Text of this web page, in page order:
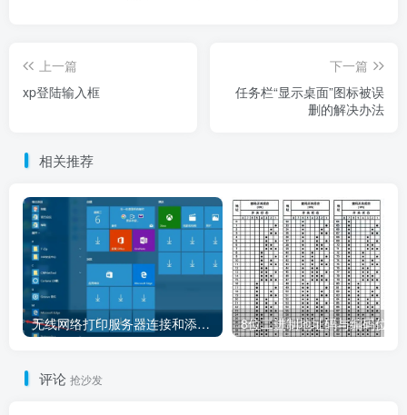
上一篇
xp登陆输入框
下一篇
任务栏“显示桌面”图标被误
删的解决办法
相关推荐
无线网络打印服务器连接和添加打印机教程
评论 抢沙发